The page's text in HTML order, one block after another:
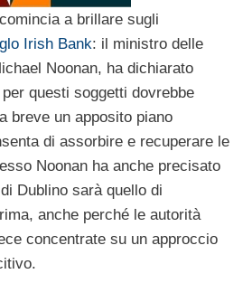
a brillare sugli
Irish Bank: il ministro delle
Noonan, ha dichiarato
questi soggetti dovrebbe
breve un apposito piano
di assorbire e recuperare le
Noonan ha anche precisato
Dublino sarà quello di
anche perché le autorità
concentrate su un approccio